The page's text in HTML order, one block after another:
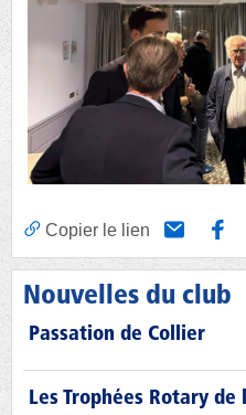
Copier le lien
Nouvelles du club
Passation de Collier
Les Trophées Rotary